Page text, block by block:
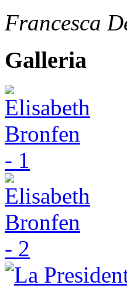
Francesca
Galleria